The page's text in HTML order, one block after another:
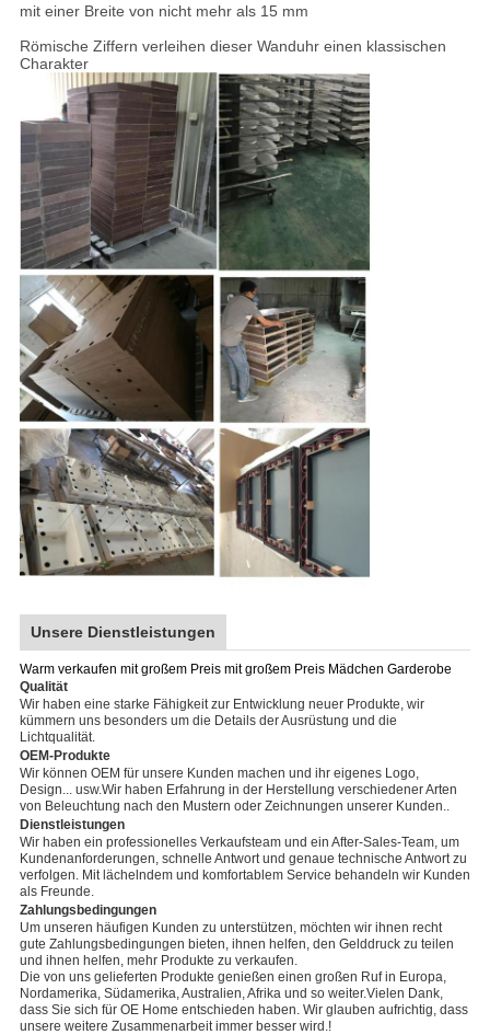
mit einer Breite von nicht mehr als 15 mm
Römische Ziffern verleihen dieser Wanduhr einen klassischen
Charakter
Unsere Dienstleistungen
Warm verkaufen mit großem Preis mit großem Preis Mädchen Garderobe
Qualität
Wir haben eine starke Fähigkeit zur Entwicklung neuer Produkte, wir
kümmern uns besonders um die Details der Ausrüstung und die
Lichtqualität.
OEM-Produkte
Wir können OEM für unsere Kunden machen und ihr eigenes Logo,
Design... usw.Wir haben Erfahrung in der Herstellung verschiedener Arten
von Beleuchtung nach den Mustern oder Zeichnungen unserer Kunden..
Dienstleistungen
Wir haben ein professionelles Verkaufsteam und ein After-Sales-Team, um
Kundenanforderungen, schnelle Antwort und genaue technische Antwort zu
verfolgen. Mit lächelndem und komfortablem Service behandeln wir Kunden
als Freunde.
Zahlungsbedingungen
Um unseren häufigen Kunden zu unterstützen, möchten wir ihnen recht
gute Zahlungsbedingungen bieten, ihnen helfen, den Gelddruck zu teilen
und ihnen helfen, mehr Produkte zu verkaufen.
Die von uns gelieferten Produkte genießen einen großen Ruf in Europa,
Nordamerika, Südamerika, Australien, Afrika und so weiter.Vielen Dank,
dass Sie sich für OE Home entschieden haben. Wir glauben aufrichtig, dass
unsere weitere Zusammenarbeit immer besser wird.!